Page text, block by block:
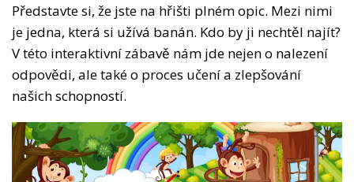
Představte si, že jste na hřišti plném opic. Mezi nimi
je jedna, která si užívá banán. Kdo by ji nechtěl najít?
V této interaktivní zábavě nám jde nejen o nalezení
odpovědi, ale také o proces učení a zlepšování
našich schopností.